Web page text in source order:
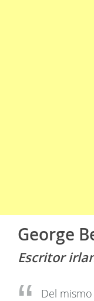
George
Escritor
Del